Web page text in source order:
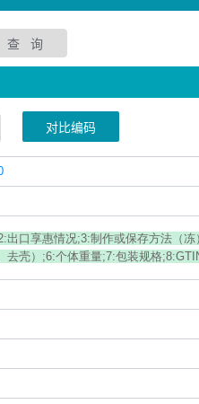
对比编码
出口享惠情况;3:制作或保存方法（
去壳）;6:个体重量;7:包装规格